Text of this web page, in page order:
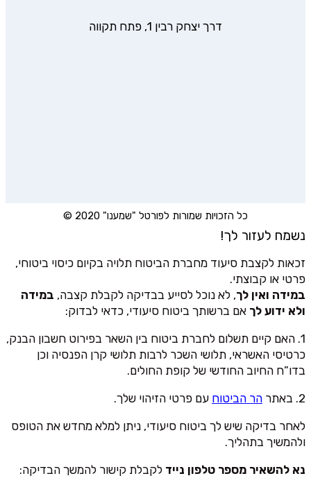
דרך יצחק רבין 1, פתח תקווה
כל הזכויות שמורות לפורטל "שמענו" 2020 ©
נשמח לעזור לך!
זכאות לקצבת סיעוד מחברת הביטוח תלויה בקיום כיסוי ביטוחי,
פרטי או קבוצתי.
במידה ואין לך, לא נוכל לסייע בבדיקה לקבלת קצבה, במידה
ולא ידוע לך אם ברשותך ביטוח סיעודי, כדאי לבדוק:
1. האם קיים תשלום לחברת ביטוח בין השאר בפירוט חשבון הבנק,
כרטיסי האשראי, תלושי השכר לרבות תלושי קרן הפנסיה וכן
בדו”ח החיוב החודשי של קופת החולים.
2. באתר
הר הביטוח עם פרטי הזיהוי שלך.
לאחר בדיקה שיש לך ביטוח סיעודי, ניתן למלא מחדש את הטופס
ולהמשיך בתהליך.
נא להשאיר מספר טלפון נייד לקבלת קישור להמשך הבדיקה: